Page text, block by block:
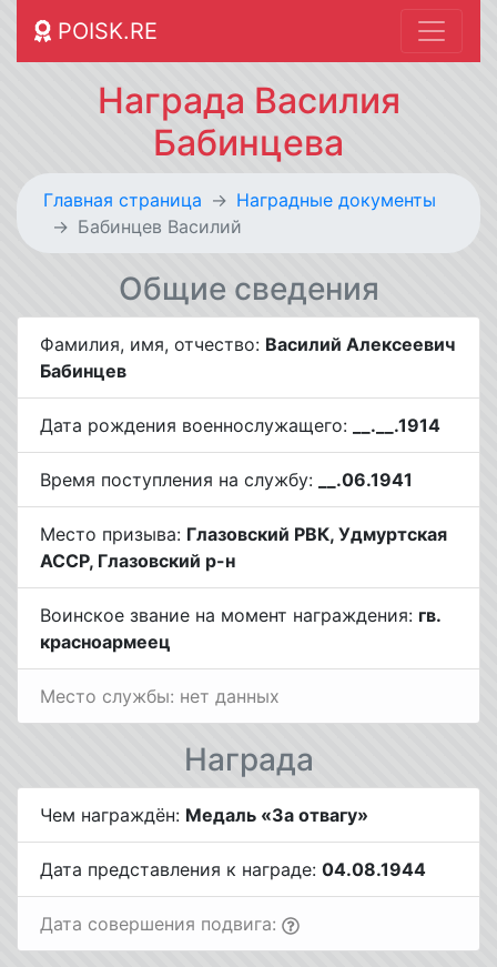
POISK.RE
Награда Василия
Бабинцева
Главная страница
Наградные документы
Бабинцев Василий
Общие сведения
Фамилия, имя, отчество: Василий Алексеевич
Бабинцев
Дата рождения военнослужащего: __.__.1914
Время поступления на службу: __.06.1941
Место призыва: Глазовский РВК, Удмуртская
АССР, Глазовский р-н
Воинское звание на момент награждения: гв.
красноармеец
Место службы: нет данных
Награда
Чем награждён: Медаль «За отвагу»
Дата представления к награде: 04.08.1944
Дата совершения подвига: